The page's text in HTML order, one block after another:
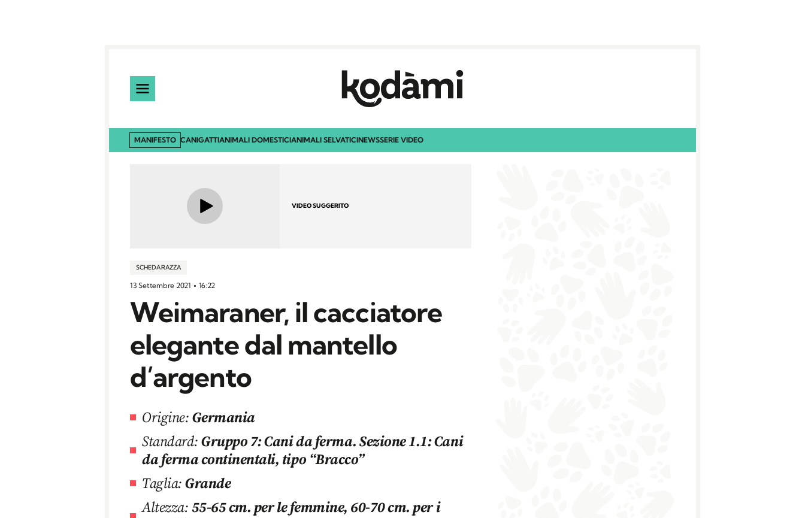
MANIFESTO CANIGATTIANIMALI DOMESTICIANIMALI SELVATICINEWSSERIE VIDEO
VIDEO SUGGERITO
SCHEDA RAZZA
13 Settembre 2021 16:22
Weimaraner, il cacciatore
elegante dal mantello
d’argento
Origine:Germania
Standard:Gruppo 7: Cani da ferma. Sezione 1.1: Cani
da ferma continentali, tipo “Bracco”
Taglia:Grande
Altezza:55-65 cm. per le femmine, 60-70 cm. per i